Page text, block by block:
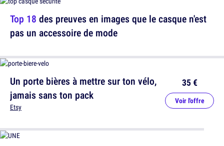
Un porte bières à mettre sur ton vélo,
jamais sans ton pack
Etsy
35 €
Voir l'offre
Top 18 des preuves en images que le casque n'est
pas un accessoire de mode